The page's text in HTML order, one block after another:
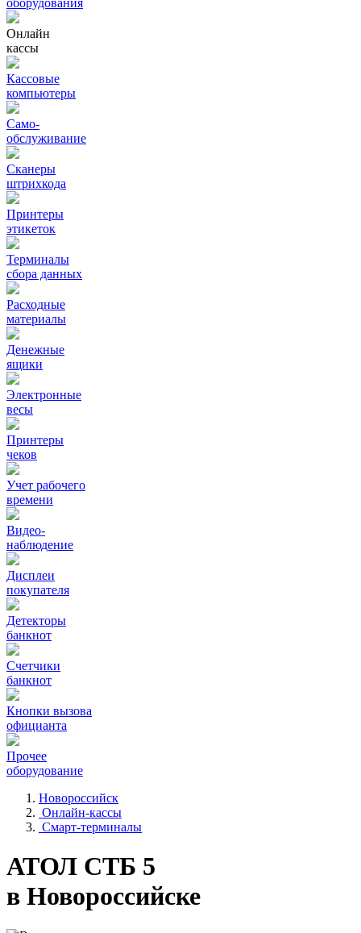
оборудования
Онлайн
кассы
Кассовые
компьютеры
Само-
обслуживание
Сканеры
штрихкода
Принтеры
этикеток
Терминалы
сбора данных
Расходные
материалы
Денежные
ящики
Электронные
весы
Принтеры
чеков
Учет рабочего
времени
Видео‑
наблюдение
Дисплеи
покупателя
Детекторы
банкнот
Счетчики
банкнот
Кнопки вызова
официанта
Прочее
оборудование
Новороссийск
Онлайн-кассы
Смарт-терминалы
АТОЛ СТБ 5
в Новороссийске